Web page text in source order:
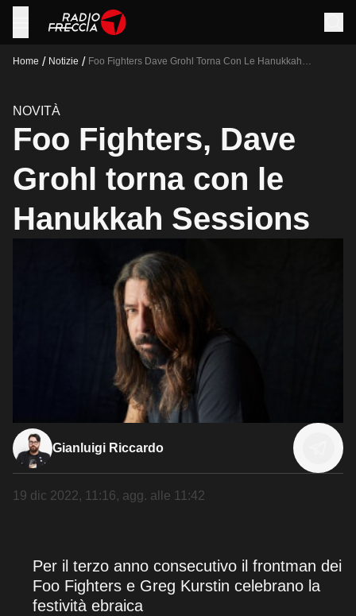
Home / Notizie / Foo Fighters Dave Grohl Torna Con Le Hanukkah
NOVITÀ
Foo Fighters, Dave
Grohl torna con le
Hanukkah Sessions
Gianluigi Riccardo
19 dic 2022, 11:16, agg. alle 11:42
Per il terzo anno consecutivo il frontman dei
Foo Fighters e Greg Kurstin celebrano la
festività ebraica